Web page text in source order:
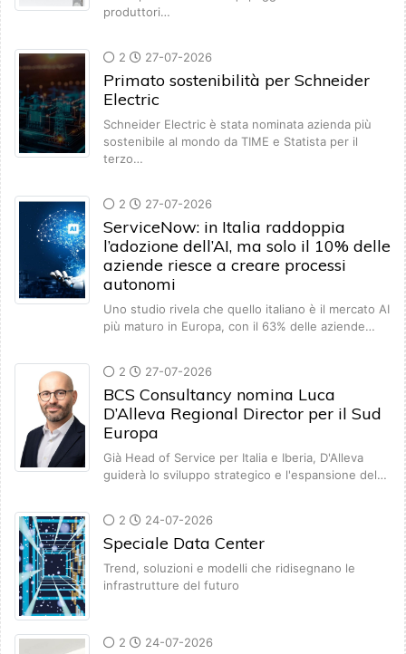
produttori…
2 27-07-2026
Primato sostenibilità per Schneider
Electric
Schneider Electric è stata nominata azienda più
sostenibile al mondo da TIME e Statista per il
terzo…
2 27-07-2026
ServiceNow: in Italia raddoppia
l’adozione dell’AI, ma solo il 10% delle
aziende riesce a creare processi
autonomi
Uno studio rivela che quello italiano è il mercato AI
più maturo in Europa, con il 63% delle aziende…
2 27-07-2026
BCS Consultancy nomina Luca
D’Alleva Regional Director per il Sud
Europa
Già Head of Service per Italia e Iberia, D'Alleva
guiderà lo sviluppo strategico e l'espansione del…
2 24-07-2026
Speciale Data Center
Trend, soluzioni e modelli che ridisegnano le
infrastrutture del futuro
2 24-07-2026